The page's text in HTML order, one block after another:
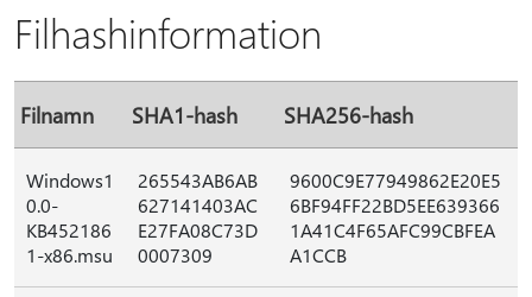
Filhashinformation
Filnamn SHA1-hash SHA256-hash
Windows1
0.0-
KB452186
1-x86.msu
265543AB6AB
627141403AC
E27FA08C73D
0007309
9600C9E77949862E20E5
6BF94FF22BD5EE639366
1A41C4F65AFC99CBFEA
A1CCB